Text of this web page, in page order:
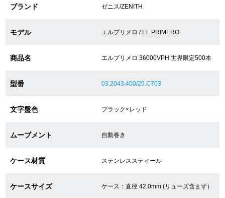
ショップサービス
ラッピングサービス
腕時計サイズ調整サービス
店舗受け取りサービス
店舗取り寄せサービス
ブランド ゼニス/ZENITH
モデル エルプリメロ / EL PRIMERO
商品名 エルプリメロ 36000VPH 世界限定500本
型番 03.2043.400/25.C703
文字盤色 ブラック×レッド
ムーブメント 自動巻き
ケース材質 ステンレススティール
ケースサイズ ケース：直径 42.0mm (リューズ含まず）